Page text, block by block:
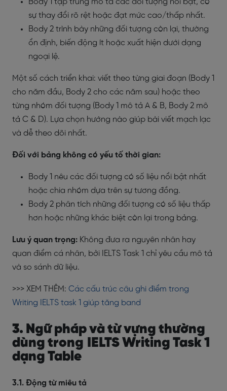
Body 1 tập trung mô tả các đối tượng nổi bật, có
sự thay đổi rõ rệt hoặc đạt mức cao/thấp nhất.
Body 2 trình bày những đối tượng còn lại, thường
ổn định, biến động ít hoặc xuất hiện dưới dạng
ngoại lệ.
Một số cách triển khai: viết theo từng giai đoạn (Body 1
cho năm đầu, Body 2 cho các năm sau) hoặc theo
từng nhóm đối tượng (Body 1 mô tả A & B, Body 2 mô
tả C & D). Lựa chọn hướng nào giúp bài viết mạch lạc
và dễ theo dõi nhất.
Đối với bảng không có yếu tố thời gian:
Body 1 nêu các đối tượng có số liệu nổi bật nhất
hoặc chia nhóm dựa trên sự tương đồng.
Body 2 phân tích những đối tượng có số liệu thấp
hơn hoặc những khác biệt còn lại trong bảng.
Lưu ý quan trọng: Không đưa ra nguyên nhân hay
quan điểm cá nhân, bởi IELTS Task 1 chỉ yêu cầu mô tả
và so sánh dữ liệu.
>>> XEM THÊM: Các cấu trúc câu ghi điểm trong
Writing IELTS task 1 giúp tăng band
3. Ngữ pháp và từ vựng thường
dùng trong IELTS Writing Task 1
dạng Table
3.1. Động từ miêu tả